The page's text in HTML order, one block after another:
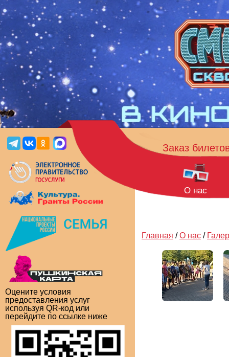
Оцените условия
предоставления услуг
используя QR-код или
перейдите по ссылке ниже
Заказ
О нас
Главная / О нас /